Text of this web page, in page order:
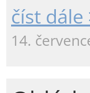
číst dále
14.